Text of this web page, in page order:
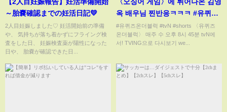
【2人目妊娠報告】妊活準備開始
～胎嚢確認までの妊活日記💛
2人目妊娠しました♡ 妊活開始前の準備
や、 気持ちが落ち着かずにフライング検
査をした日、 妊娠検査薬が陽性になった
日や、 胎嚢が確認できた日...
〈오징어 게임〉에 튀어나온 김영
옥 배우님 찐반응ㅋㅋㅋ #유퀴즈
온더블럭
#유퀴즈온더블럭 #tvN #shorts 〈유퀴즈
온더블럭〉 매주 수 오후 8시 45분 tvN에
서! TVING으로 다시보기 we...